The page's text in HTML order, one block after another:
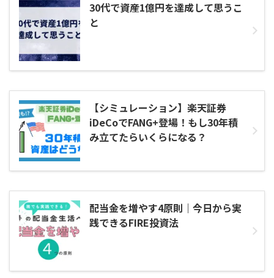
30代で資産1億円を達成して思うこ
と
【シミュレーション】楽天証券
iDeCoでFANG+登場！もし30年積
み立てたらいくらになる？
配当金を増やす4原則｜今日から実
践できるFIRE投資法